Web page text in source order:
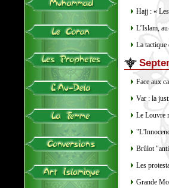
Hajj : «
L’Islam,
La tactique
Face aux
Var : la
Le Louvre
Brûlot
Les
Grande